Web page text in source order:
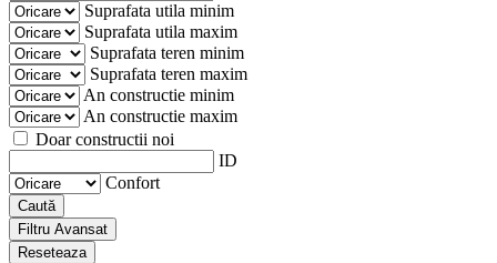
Suprafata utila minim
Suprafata utila maxim
Suprafata teren minim
Suprafata teren maxim
An constructie minim
An constructie maxim
Doar constructii noi
ID
Confort
Caută
Filtru Avansat
Reseteaza